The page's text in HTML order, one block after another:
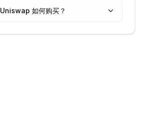
Uniswap 如何购买？